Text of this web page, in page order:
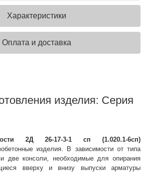
Характеристики
Оплата и доставка
изделия: Серия
2Д 26-17-3-1 сп (1.020.1-6сп)
изделия. В зависимости от типа
две консоли, необходимые для опирания
вверху и внизу выпуски арматуры